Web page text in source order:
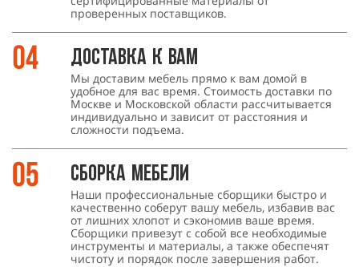
проверенных поставщиков.
Доставка к Вам
Мы доставим мебель прямо к вам домой в
удобное для вас время. Стоимость доставки по
Москве и Московской области рассчитывается
индивидуально и зависит от расстояния и
сложности подъема.
Сборка мебели
Наши профессиональные сборщики быстро и
качественно соберут вашу мебель, избавив вас
от лишних хлопот и сэкономив ваше время.
Сборщики привезут с собой все необходимые
инструменты и материалы, а также обеспечят
чистоту и порядок после завершения работ.